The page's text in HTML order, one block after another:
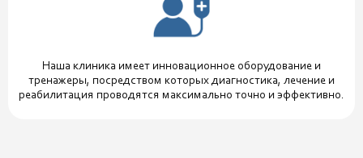
Наша клиника имеет инновационное оборудование и
тренажеры, посредством которых диагностика, лечение и
реабилитация проводятся максимально точно и эффективно.